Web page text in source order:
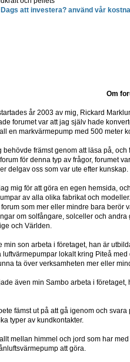
Dags att investera? använd vår
Om
år 2003 av mig, Rickard
forumet var att jag själv hade
en markvärmepump med 500 meter
behövde främst genom att läsa på,
för denna typ av frågor, forumet
delgav oss som var ute efter kunskap.
mig för att göra en egen hemsida,
av alla olika fabrikat och
som mer eller mindre bara
om solfångare, solceller och
och Världen.
min son arbeta i företaget, han är
luftvärmepumpar lokalt kring Piteå
ta över verksamheten mer eller
även min Sambo arbeta i
fämst ut på att gå igenom och
typer av kundkontakter.
mellan himmel och jord som har
att göra.